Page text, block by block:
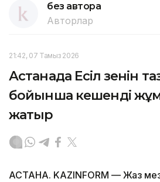
без автора
Авторлар
21:42, 07 Тамыз 2026
Астанада Есіл өзенін
бойынша кешенді
жатыр
АСТАНА. KAZINFORM — Жаз